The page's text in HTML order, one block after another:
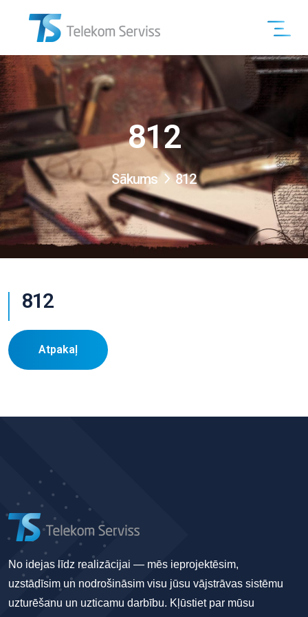
812
Sākums 812
812
Atpakaļ
No idejas līdz realizācijai — mēs ieprojektēsim,
uzstādīsim un nodrošināsim visu jūsu vājstrāvas sistēmu
uzturēšanu un uzticamu darbību. Kļūstiet par mūsu